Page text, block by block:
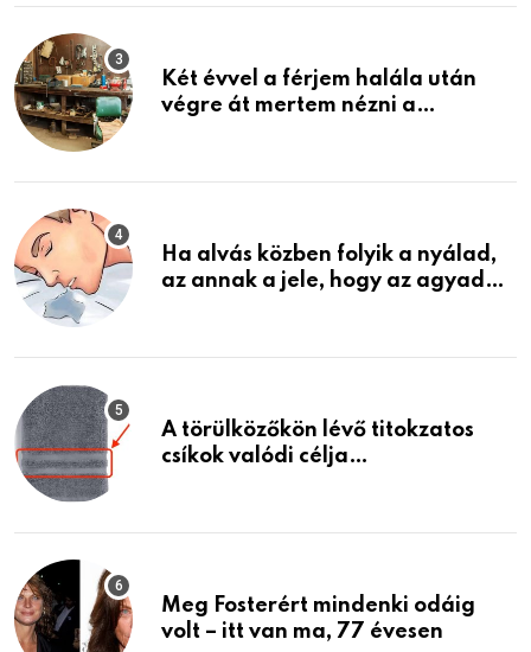
Két évvel a férjem halála után
végre át mertem nézni a
életemet
Ha alvás közben folyik a nyálad,
az annak a jele, hogy az agyad…
A törülközőkön lévő titokzatos
csíkok valódi célja…
Meg Fosterért mindenki odáig
volt – itt van ma, 77 évesen